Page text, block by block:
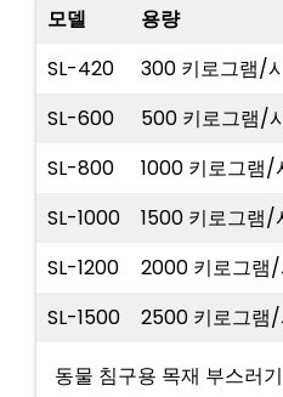
모델 용량
SL-420
300 키로그램/
SL-600
500 키로그램/
SL-800
1000 키로그램/
SL-1000
1500 키로그램/
SL-1200
2000 키로그램
SL-1500
2500 키로그램
동물 침구용 목재 부스러